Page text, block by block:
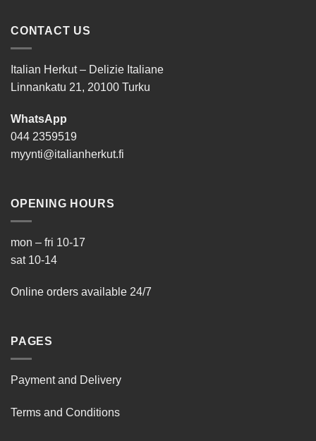
CONTACT US
Italian Herkut – Delizie Italiane
Linnankatu 21, 20100 Turku
WhatsApp
044 2359519
myynti@italianherkut.fi
OPENING HOURS
mon – fri 10-17
sat 10-14
Online orders available 24/7
PAGES
Payment and Delivery
Terms and Conditions